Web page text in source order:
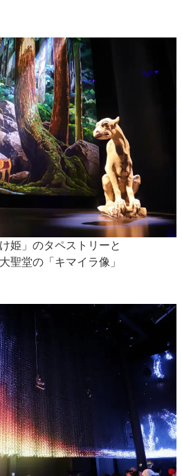
姫」のタペストリーと
聖堂の「キマイラ像」